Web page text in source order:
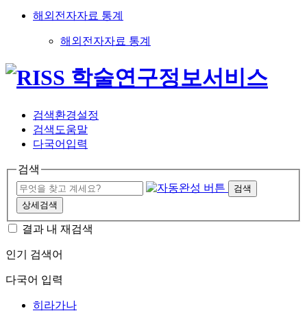
해외전자자료 통계
해외전자자료 통계
검색환경설정
검색도움말
다국어입력
검색
검색
상세검색
결과 내 재검색
인기 검색어
다국어 입력
히라가나